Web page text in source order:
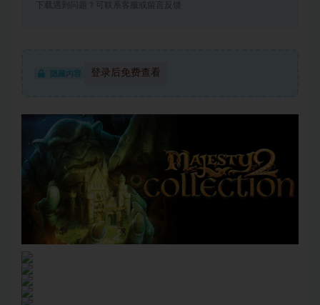
下载遇到问题？可联系客服或留言反馈
隐藏内容 登录后免费查看